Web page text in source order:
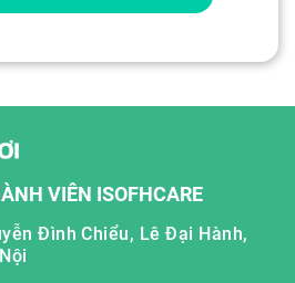
VIÊN ISOFHCARE
Đình Chiểu, Lê Đại Hành,